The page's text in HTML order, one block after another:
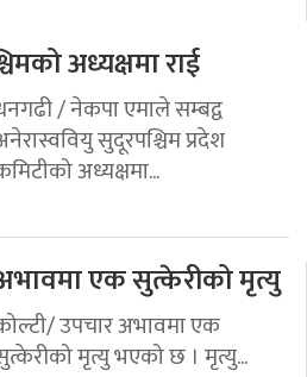
अध्यक्षमा राई
/ नेकपा एमाले सम्बद्व
सुदूरपश्चिम प्रदेश
अध्यक्षमा...
एक सुत्केरीको मृत्यु
उपचार अभावमा एक
मृत्यु भएको छ । मृत्यु...